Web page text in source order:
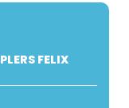
FELIX